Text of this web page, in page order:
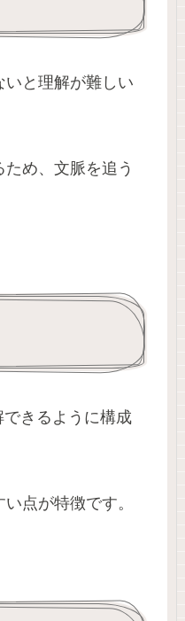
と理解が難しい
め、文脈を追う
きるように構成
点が特徴です。